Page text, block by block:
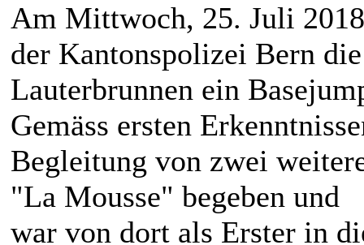
Am Mittwoch, 25. Juli
der Kantonspolizei Bern
Lauterbrunnen ein
Gemäss ersten
Begleitung von zwei
"La Mousse" begeben und
war von dort als Erster in